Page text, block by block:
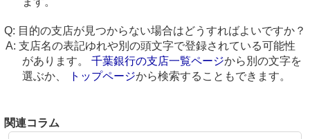
目的の支店が見つからない場合はどうすればよいですか？
支店名の表記ゆれや別の頭文字で登録されている可能性
があります。 千葉銀行の支店一覧ページから別の文字を
選ぶか、
トップページから検索することもできます。
関連コラム